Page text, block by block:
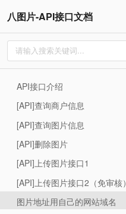
八图片-API接口文档
API接口介绍
[API]查询商户信息
[API]查询图片信息
[API]删除图片
[API]上传图片接口1
[API]上传图片接口2（免审核）
图片地址用自己的网站域名